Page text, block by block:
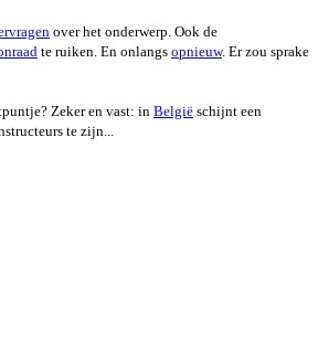
over het onderwerp. Ook de
te ruiken. En onlangs opnieuw. Er zou sprake
Zeker en vast: in België schijnt een
te zijn...